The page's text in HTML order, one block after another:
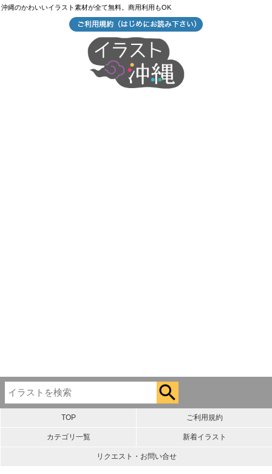
沖縄のかわいいイラスト素材が全て無料。商用利用もOK
TOP ご利用規約
カテゴリ一覧 新着イラスト
リクエスト・お問い合せ